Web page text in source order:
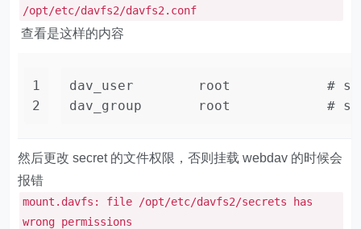
/opt/etc/davfs2/davfs2.conf
查看是这样的内容
1
2
dav_user        root            #
dav_group       root            #
然后更改 secret 的文件权限，否则挂载 webdav 的时候会
报错
mount.davfs: file /opt/etc/davfs2/secrets has
wrong permissions